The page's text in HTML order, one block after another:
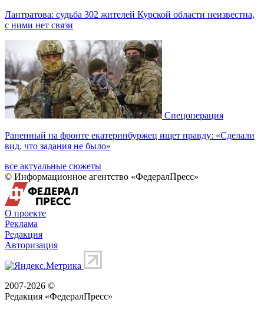
Лантратова: судьба 302 жителей Курской области неизвестна,
с ними нет связи
Спецоперация
Раненный на фронте екатеринбуржец ищет правду: «Сделали
вид, что задания не было»
все актуальные сюжеты
© Информационное агентство «ФедералПресс»
О проекте
Реклама
Редакция
Авторизация
2007-2026 ©
Редакция «ФедералПресс»